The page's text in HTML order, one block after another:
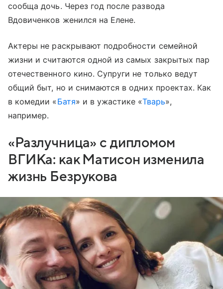
сообща дочь. Через год после развода
Вдовиченков женился на Елене.
Актеры не раскрывают подробности семейной
жизни и считаются одной из самых закрытых пар
отечественного кино. Супруги не только ведут
общий быт, но и снимаются в одних проектах. Как
в комедии «‎Батя» и в ужастике «Тварь»,
например.
«Разлучница» с дипломом
ВГИКа: как Матисон изменила
жизнь Безрукова